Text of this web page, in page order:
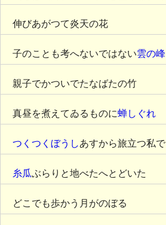
伸びあがつて炎天の花
子のことも考へないではない雲の峰
親子でかついでたなばたの竹
真昼を煮えてゐるものに蝉しぐれ
つくつくぼうしあすから旅立つ私で
糸瓜ぶらりと地べたへとどいた
どこでも歩かう月がのぼる